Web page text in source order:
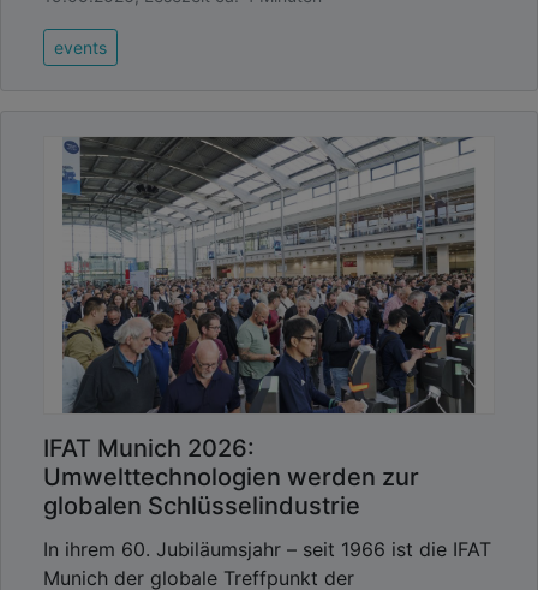
events
IFAT Munich 2026:
Umwelttechnologien werden zur
globalen Schlüsselindustrie
In ihrem 60. Jubiläumsjahr – seit 1966 ist die IFAT
Munich der globale Treffpunkt der